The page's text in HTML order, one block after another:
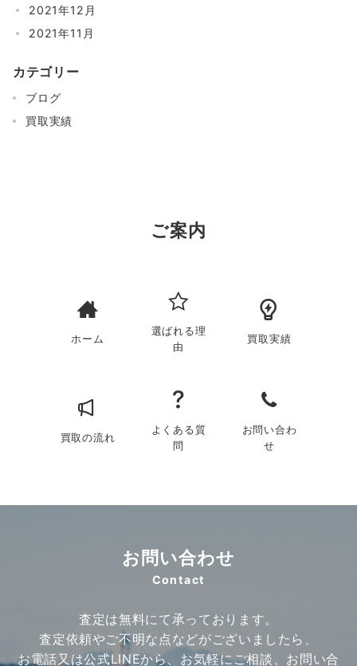
2021年12月
2021年11月
カテゴリー
ブログ
買取実績
ご案内
ホーム
選ばれる理
由
買取実績
買取の流れ
よくある質
問
お問い合わ
せ
お問い合わせ
Contact
査定は無料にて承っております。
査定依頼やご不明な点などがございましたら、
お電話又は公式LINEから、お気軽にご相談、お問い合